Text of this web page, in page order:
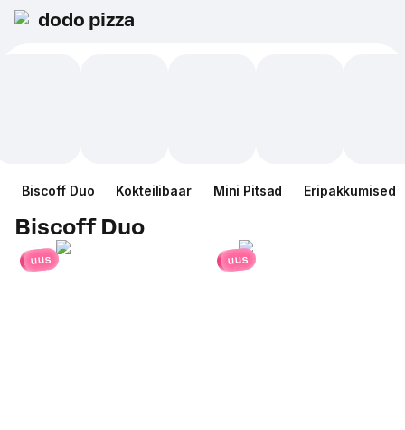
dodo pizza
Biscoff Duo Kokteilibaar Mini Pitsad Eripakkumised
Biscoff Duo
uus uus